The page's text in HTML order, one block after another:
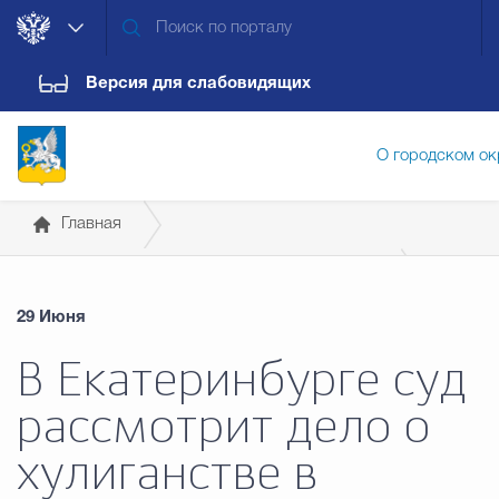
Версия для слабовидящих
О городском
Новости Обращения граждан
Главная
Прокуратура
29 Июня
В Екатеринбурге суд
рассмотрит дело о
хулиганстве в